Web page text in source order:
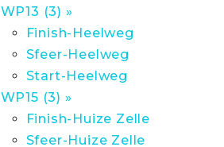
WP13 (3) »
Finish-Heelweg
Sfeer-Heelweg
Start-Heelweg
WP15 (3) »
Finish-Huize Zelle
Sfeer-Huize Zelle